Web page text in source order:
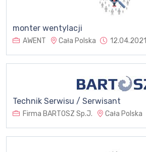
monter wentylacji
AWENT Cała Polska 12.04.2021
Technik Serwisu / Serwisant
Firma BARTOSZ Sp.J. Cała Polska